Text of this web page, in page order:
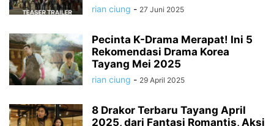
rian ciung - 27 Juni 2025
Pecinta K-Drama Merapat! Ini 5
Rekomendasi Drama Korea
Tayang Mei 2025
rian ciung - 29 April 2025
8 Drakor Terbaru Tayang April
2025, dari Fantasi Romantis, Aksi